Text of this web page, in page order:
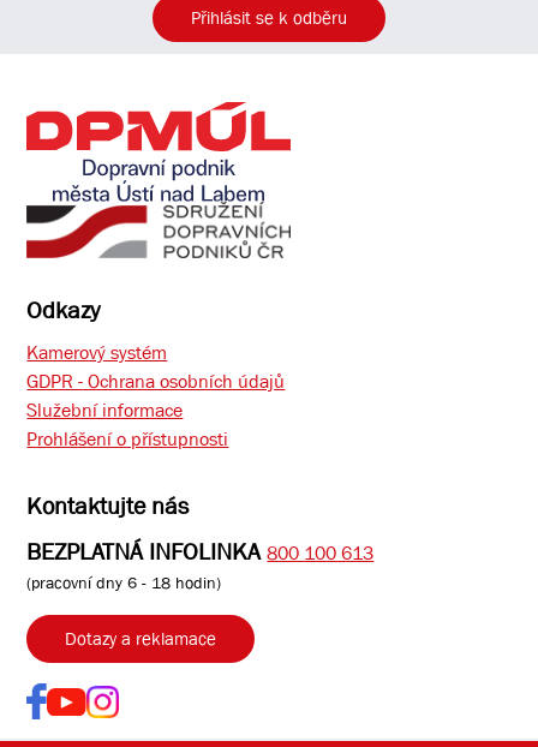
Přihlásit se k odběru
Odkazy
Kamerový systém
GDPR - Ochrana osobních údajů
Služební informace
Prohlášení o přístupnosti
Kontaktujte nás
BEZPLATNÁ INFOLINKA 800 100 613
(pracovní dny 6 - 18 hodin)
Dotazy a reklamace